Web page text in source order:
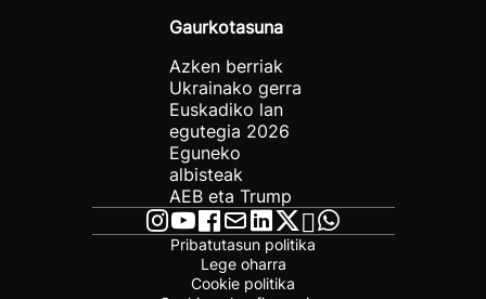
Gaurkotasuna
Azken berriak
Ukrainako gerra
Euskadiko lan
egutegia 2026
Eguneko
albisteak
AEB eta Trump
Pribatutasun politika
Lege oharra
Cookie politika